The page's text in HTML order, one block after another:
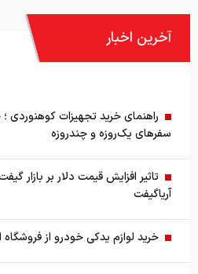
آخرین اخبار
راهنمای خرید تجهیزات
سفرهای یک‌روزه و چندروزه
تاثیر افزایش قیمت دلار بر بازار
آریاگیفت
خرید لوازم یدکی خودرو از فروشگاه